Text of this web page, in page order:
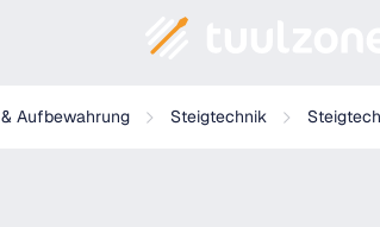
Aufbewahrung Steigtechnik